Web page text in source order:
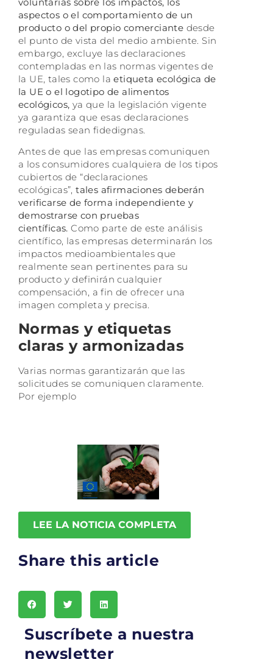
aspectos o el comportamiento de un
producto o del propio comerciante desde
el punto de vista del medio ambiente. Sin
embargo, excluye las declaraciones
contempladas en las normas vigentes de
la UE, tales como laetiqueta ecológica de
la UE o el logotipo de alimentos
ecológicos, ya que la legislación vigente
ya garantiza que esas declaraciones
reguladas sean fidedignas.
Antes de que las empresas comuniquen
a los consumidores cualquiera de los tipos
cubiertos de “declaraciones
ecológicas”,tales afirmaciones deberán
verificarse de forma independiente y
demostrarse con pruebas
científicas. Como parte de este análisis
científico, las empresas determinarán los
impactos medioambientales que
realmente sean pertinentes para su
producto y definirán cualquier
compensación, a fin de ofrecer una
imagen completa y precisa.
Normas y etiquetas
claras y armonizadas
Varias normas garantizarán que las
solicitudes se comuniquen claramente.
Por ejemplo
LEE LA NOTICIA COMPLETA
Share this article
Suscríbete a nuestra
newsletter